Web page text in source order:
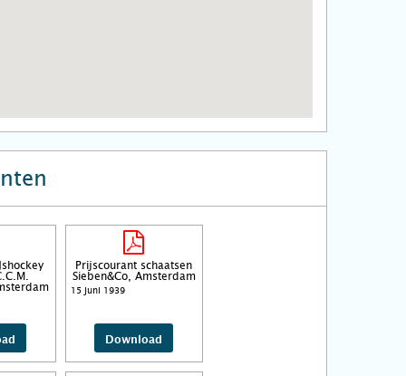
Prijscourant schaatsen
Sieben&Co, Amsterdam
15 juni 1939
Download